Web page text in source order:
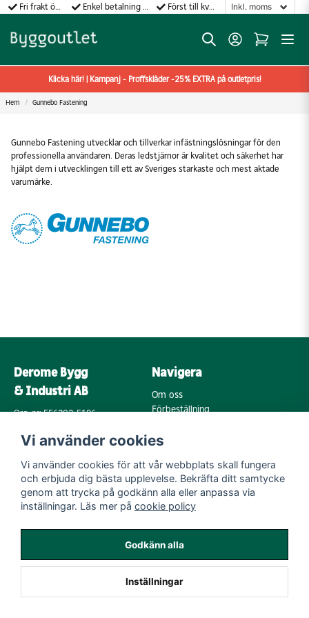
Fri frakt över 499:- Enkel betalning med Klarna Först till kvarn gäller!
Klicka här! | Kampanj - Proffskläder -25% EXTRA på outletpris!
Hem Gunnebo Fastening
Gunnebo Fastening utvecklar och tillverkar infästningslösningar för den
professionella användaren. Deras ledstjärnor är kvalitet och säkerhet har
hjälpt dem i utvecklingen till ett av Sveriges starkaste och mest aktade
varumärke.
Derome Bygg
& Industri AB
Org. nr: 556202-5196
43248 Varberg
Kontakta oss
Mail:
byggoutlet@support.derome.se
Navigera
Om oss
Förbeställning
Köpvillkor
Integritetspolicy
Cookies
Instagram
Vi använder cookies
Vi använder cookies för att vår webbplats skall fungera
och erbjuda dig bästa upplevelse. Bekräfta ditt samtycke
genom att trycka på godkänn alla eller anpassa via
inställningar. Läs mer på cookie policy
Godkänn alla
Inställningar